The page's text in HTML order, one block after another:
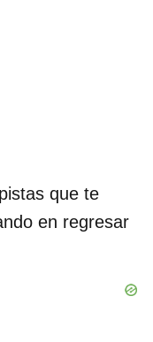
que te
en regresar